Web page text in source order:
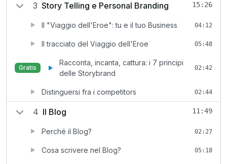
3 Story Telling e Personal Branding 15:26
Il "Viaggio dell'Eroe": tu e il tuo Business 04:12
Il tracciato del Viaggio dell'Eroe 05:48
Gratis
Racconta, incanta, cattura: i 7 principi
delle Storybrand
02:42
Distinguersi fra i competitors 02:44
4 Il Blog 11:49
Perché il Blog? 02:27
Cosa scrivere nel Blog? 05:18